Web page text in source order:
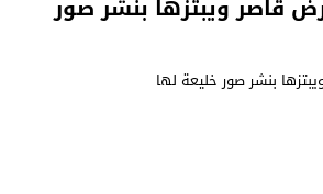
ويبتزها بنشر صور